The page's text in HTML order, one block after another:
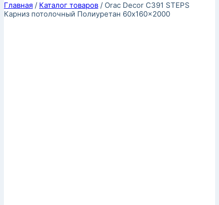
Главная / Каталог товаров / Orac Decor C391 STEPS
Карниз потолочный Полиуретан 60x160x2000